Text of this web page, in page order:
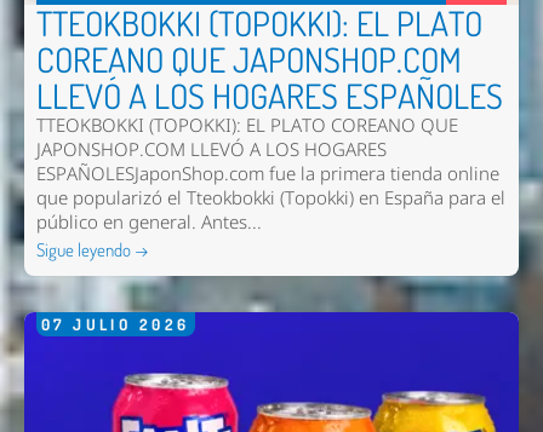
TTEOKBOKKI (TOPOKKI): EL PLATO
COREANO QUE JAPONSHOP.COM
LLEVÓ A LOS HOGARES ESPAÑOLES
TTEOKBOKKI (TOPOKKI): EL PLATO COREANO QUE
JAPONSHOP.COM LLEVÓ A LOS HOGARES
ESPAÑOLESJaponShop.com fue la primera tienda online
que popularizó el Tteokbokki (Topokki) en España para el
público en general. Antes...
Sigue leyendo →
07 JULIO 2026